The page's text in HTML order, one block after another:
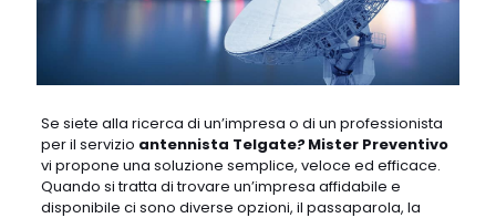
Se siete alla ricerca di un’impresa o di un professionista
per il servizio antennista Telgate?Mister Preventivo
vi propone una soluzione semplice, veloce ed efficace.
Quando si tratta di trovare un’impresa affidabile e
disponibile ci sono diverse opzioni, il passaparola, la